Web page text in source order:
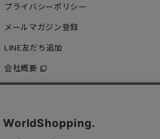
プライバシーポリシー
メールマガジン登録
LINE友だち追加
会社概要